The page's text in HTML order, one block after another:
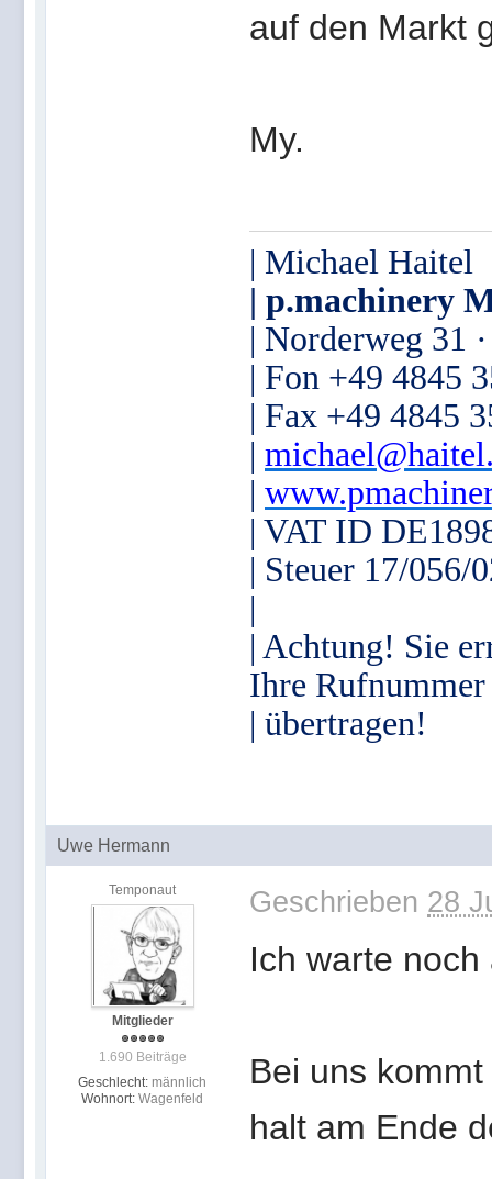
auf den Markt
My.
| Michael Haitel
| p.machinery
| Norderweg 31
| Fon +49 4845
| Fax +49 4845
|
|
| VAT ID
| Steuer 17/056/
|
| Achtung! Sie
Ihre Rufnummer
| übertragen!
Uwe Hermann
Temponaut
Mitglieder
1.690 Beiträge
Geschlecht: männlich
Wohnort: Wagenfeld
Geschrieben 28
Ich warte
Bei uns
halt am Ende